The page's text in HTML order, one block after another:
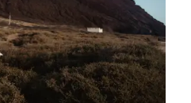
en espacio abierto de playa de